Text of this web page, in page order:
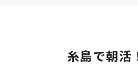
糸島で朝活